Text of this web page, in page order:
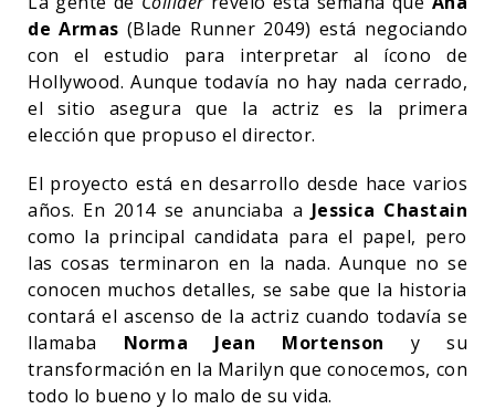
de Armas (Blade Runner 2049) está negociando
con el estudio para interpretar al ícono de
Hollywood. Aunque todavía no hay nada cerrado,
el sitio asegura que la actriz es la primera
elección que propuso el director.
El proyecto está en desarrollo desde hace varios
años. En 2014 se anunciaba a Jessica Chastain
como la principal candidata para el papel, pero
las cosas terminaron en la nada. Aunque no se
conocen muchos detalles, se sabe que la historia
contará el ascenso de la actriz cuando todavía se
llamaba Norma Jean Mortenson y su
transformación en la Marilyn que conocemos, con
todo lo bueno y lo malo de su vida.